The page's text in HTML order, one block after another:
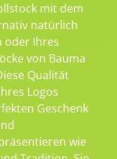
mit dem
natürlich
oder Ihres
von Bauma
Qualität
Logos
Geschenk
wie